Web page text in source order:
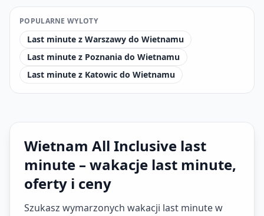
POPULARNE WYLOTY
Last minute z Warszawy do Wietnamu
Last minute z Poznania do Wietnamu
Last minute z Katowic do Wietnamu
Wietnam All Inclusive last
minute – wakacje last minute,
oferty i ceny
Szukasz wymarzonych wakacji last minute w